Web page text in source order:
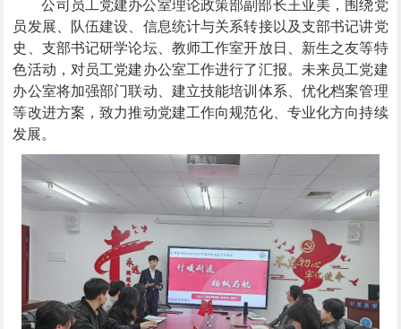
公司员工党建办公室理论政策部副部长王亚美，围绕党
员发展、队伍建设、信息统计与关系转接以及支部书记讲党
史、支部书记研学论坛、教师工作室开放日、新生之友等特
色活动，对员工党建办公室工作进行了汇报。未来员工党建
办公室将加强部门联动、建立技能培训体系、优化档案管理
等改进方案，致力推动党建工作向规范化、专业化方向持续
发展。